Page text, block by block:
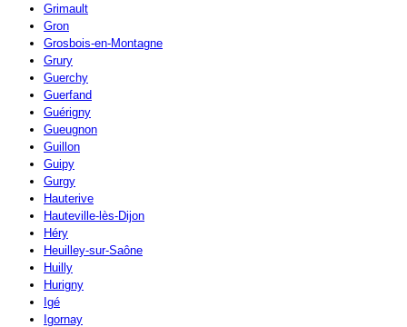
Grimault
Gron
Grosbois-en-Montagne
Grury
Guerchy
Guerfand
Guérigny
Gueugnon
Guillon
Guipy
Gurgy
Hauterive
Hauteville-lès-Dijon
Héry
Heuilley-sur-Saône
Huilly
Hurigny
Igé
Igornay